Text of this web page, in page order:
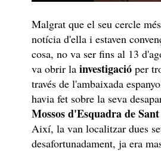
Malgrat que el seu cercle
notícia d'ella i estaven
cosa, no va ser fins al 13
va obrir lainvestigació per
través de l'ambaixada
havia fet sobre la seva
Mossos d'Esquadra de
Així, la van localitzar dues
desafortunadament, ja era